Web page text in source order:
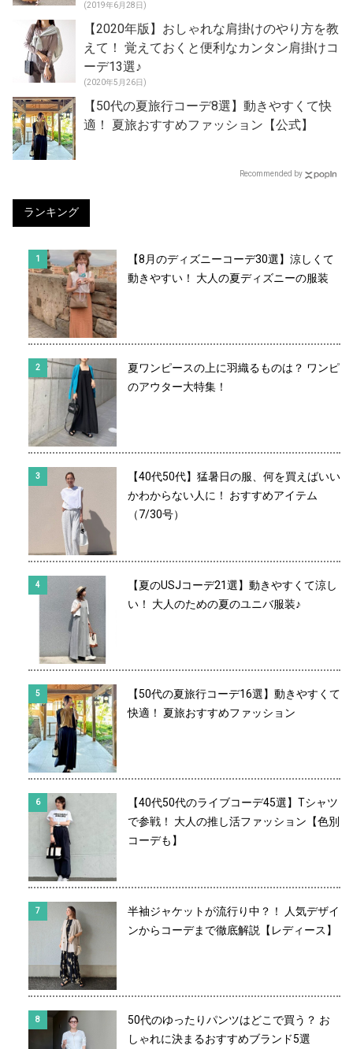
(2019年6月28日)
【2020年版】おしゃれな肩掛けのやり方を教
えて！ 覚えておくと便利なカンタン肩掛けコ
ーデ13選♪
(2020年5月26日)
【50代の夏旅行コーデ8選】動きやすくて快
適！ 夏旅おすすめファッション【公式】
Recommended by
ランキング
【8月のディズニーコーデ30選】涼しくて
動きやすい！ 大人の夏ディズニーの服装
夏ワンピースの上に羽織るものは？ ワンピ
のアウター大特集！
【40代50代】猛暑日の服、何を買えばいい
かわからない人に！ おすすめアイテム
（7/30号）
【夏のUSJコーデ21選】動きやすくて涼し
い！ 大人のための夏のユニバ服装♪
【50代の夏旅行コーデ16選】動きやすくて
快適！ 夏旅おすすめファッション
【40代50代のライブコーデ45選】Tシャツ
で参戦！ 大人の推し活ファッション【色別
コーデも】
半袖ジャケットが流行り中？！ 人気デザイ
ンからコーデまで徹底解説【レディース】
50代のゆったりパンツはどこで買う？ お
しゃれに決まるおすすめブランド5選